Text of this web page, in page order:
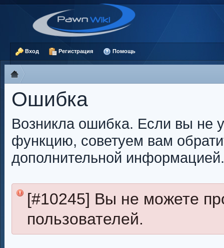
Вход Регистрация Помощь
Ошибка
Возникла ошибка. Если вы не
функцию, советуем вам
дополнительной информацией.
[#10245] Вы не можете
пользователей.